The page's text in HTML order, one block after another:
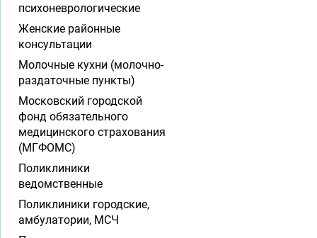
психоневрологические
Женские районные
консультации
Молочные кухни (молочно-
раздаточные пункты)
Московский городской
фонд обязательного
медицинского страхования
(МГФОМС)
Поликлиники
ведомственные
Поликлиники городские,
амбулатории, МСЧ